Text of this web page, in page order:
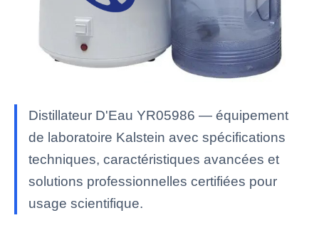
Distillateur D'Eau YR05986 — équipement
de laboratoire Kalstein avec spécifications
techniques, caractéristiques avancées et
solutions professionnelles certifiées pour
usage scientifique.